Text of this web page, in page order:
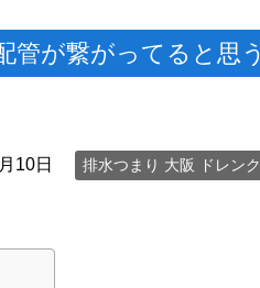
管が繋がってると思
10日 排水つまり 大阪 ドレン